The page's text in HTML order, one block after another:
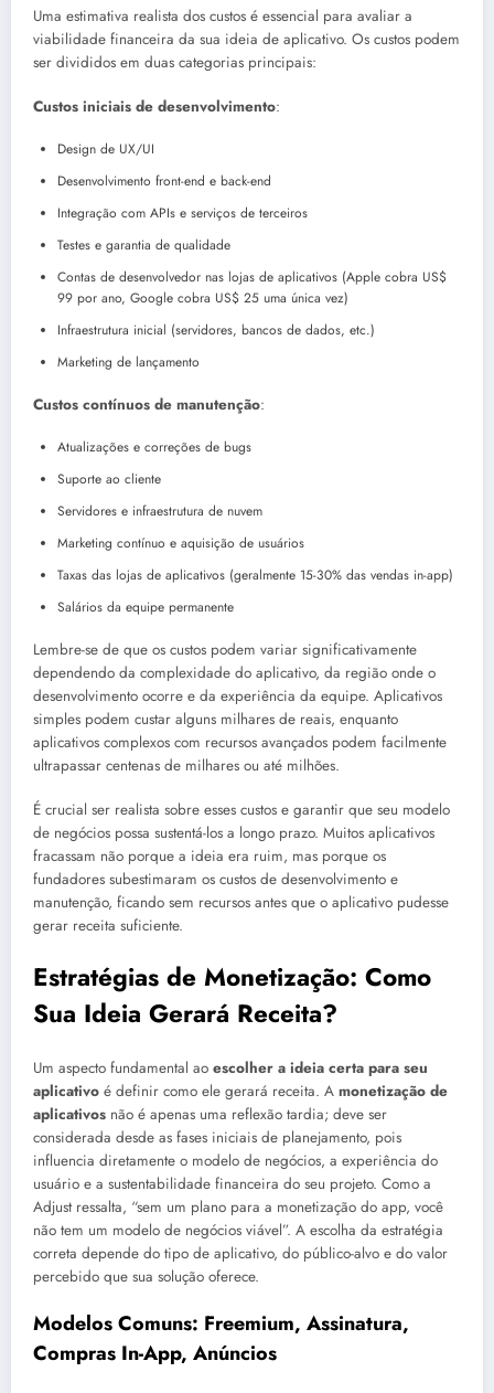
Uma estimativa realista dos custos é essencial para avaliar a
viabilidade financeira da sua ideia de aplicativo. Os custos podem
ser divididos em duas categorias principais:
Custos iniciais de desenvolvimento:
Design de UX/UI
Desenvolvimento front-end e back-end
Integração com APIs e serviços de terceiros
Testes e garantia de qualidade
Contas de desenvolvedor nas lojas de aplicativos (Apple cobra US$
99 por ano, Google cobra US$ 25 uma única vez)
Infraestrutura inicial (servidores, bancos de dados, etc.)
Marketing de lançamento
Custos contínuos de manutenção:
Atualizações e correções de bugs
Suporte ao cliente
Servidores e infraestrutura de nuvem
Marketing contínuo e aquisição de usuários
Taxas das lojas de aplicativos (geralmente 15-30% das vendas in-app)
Salários da equipe permanente
Lembre-se de que os custos podem variar significativamente
dependendo da complexidade do aplicativo, da região onde o
desenvolvimento ocorre e da experiência da equipe. Aplicativos
simples podem custar alguns milhares de reais, enquanto
aplicativos complexos com recursos avançados podem facilmente
ultrapassar centenas de milhares ou até milhões.
É crucial ser realista sobre esses custos e garantir que seu modelo
de negócios possa sustentá-los a longo prazo. Muitos aplicativos
fracassam não porque a ideia era ruim, mas porque os
fundadores subestimaram os custos de desenvolvimento e
manutenção, ficando sem recursos antes que o aplicativo pudesse
gerar receita suficiente.
Estratégias de Monetização: Como
Sua Ideia Gerará Receita?
Um aspecto fundamental ao escolher a ideia certa para seu
aplicativo é definir como ele gerará receita. A monetização de
aplicativos não é apenas uma reflexão tardia; deve ser
considerada desde as fases iniciais de planejamento, pois
influencia diretamente o modelo de negócios, a experiência do
usuário e a sustentabilidade financeira do seu projeto. Como a
Adjust ressalta, “sem um plano para a monetização do app, você
não tem um modelo de negócios viável”. A escolha da estratégia
correta depende do tipo de aplicativo, do público-alvo e do valor
percebido que sua solução oferece.
Modelos Comuns: Freemium, Assinatura,
Compras In-App, Anúncios